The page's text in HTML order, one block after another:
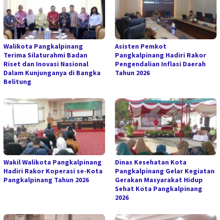
Walikota Pangkalpinang
Terima Silaturahmi Badan
Riset dan Inovasi Nasional
Dalam Kunjunganya di Bangka
Belitung
Asisten Pemkot
Pangkalpinang Hadiri Rakor
Pengendalian Inflasi Daerah
Tahun 2026
Wakil Walikota Pangkalpinang
Hadiri Rakor Koperasi se-Kota
Pangkalpinang Tahun 2026
Dinas Kesehatan Kota
Pangkalpinang Gelar Kegiatan
Gerakan Masyarakat Hidup
Sehat Kota Pangkalpinang
2026